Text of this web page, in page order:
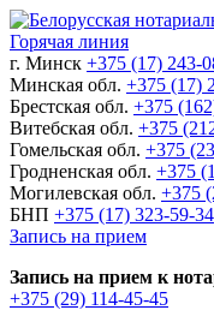
Горячая линия
г. Минск +375 (17) 243-
Минская обл. +375 (17)
Брестская обл. +375
Витебская обл. +375
Гомельская обл. +375
Гродненская обл. +375
Могилевская обл. +375
БНП +375 (17) 323-59-34
Запись на прием
Запись на прием к
+375 (29) 114-45-45